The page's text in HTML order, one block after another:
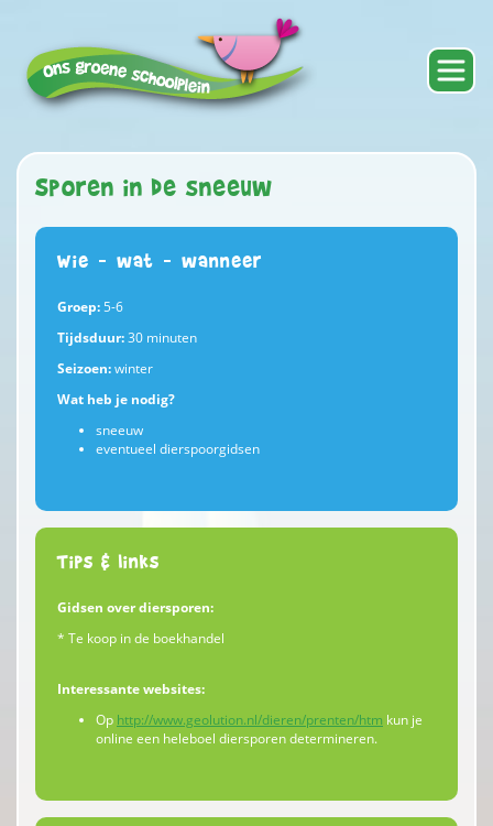
Sporen in de sneeuw
Wie – wat – wanneer
Groep:5-6
Tijdsduur:30 minuten
Seizoen:winter
Wat heb je nodig?
sneeuw
eventueel dierspoorgidsen
Tips & links
Gidsen over diersporen:
* Te koop in de boekhandel
Interessante websites:
Op http://www.geolution.nl/dieren/prenten/htm kun je
online een heleboel diersporen determineren.